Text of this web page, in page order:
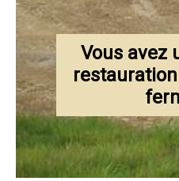
Vous avez